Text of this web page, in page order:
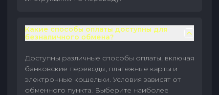
Какие способы оплаты доступны для
безналичного обмена?
Доступны различные способы оплаты, включая
банковские переводы, платежные карты и
электронные кошельки. Условия зависят от
обменного пункта. Выберите наиболее